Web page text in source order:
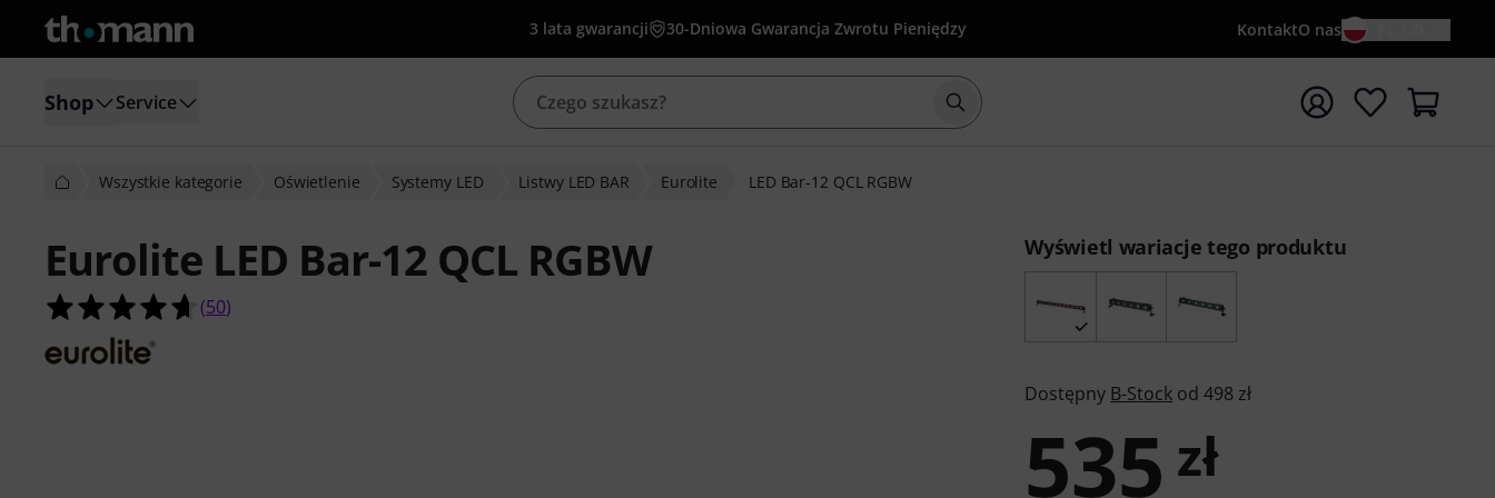
3 lata gwarancji 30-Dniowa Gwarancja Zwrotu Pieniędzy KontaktO nas
Shop Service Rozpocznij wyszukiwanie od słowa kluczowego {searchTerm}
Wszystkie kategorie Oświetlenie Systemy LED Listwy LED BAR Eurolite LED Bar-12 QCL RGBW
Eurolite LED Bar-12 QCL RGBW
4.6 na 5 gwiazdek z 50 ocen klientów
(50)
Wyświetl wariacje tego produktu
Dostępny B-Stock od 498 zł
535 zł